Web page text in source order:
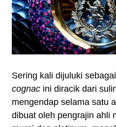
Sering kali dijuluki
cognac ini diracik dari
mengendap selama satu
dibuat oleh pengrajin ahli